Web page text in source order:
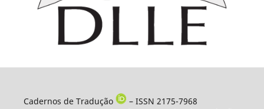
Cadernos de Tradução
– ISSN 2175-7968